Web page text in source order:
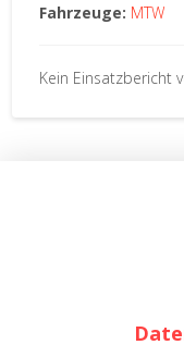
Fahrzeuge: MTW
Kein Einsatzbericht